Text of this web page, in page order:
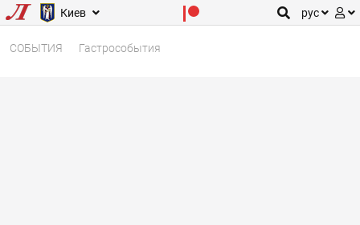
Киев рус
СОБЫТИЯ Гастрособытия